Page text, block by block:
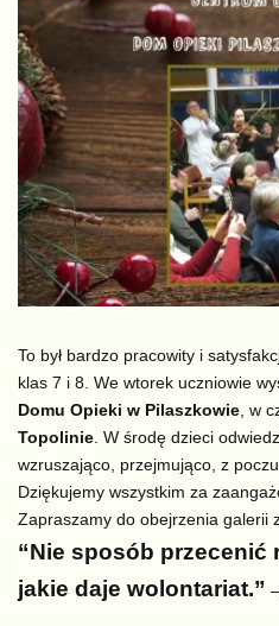
To był bardzo pracowity i
klas 7 i 8. We wtorek uczniowie
Domu Opieki w Pilaszkowie, w
Topolinie. W środę dzieci
wzruszająco, przejmująco, z
Dziękujemy wszystkim za
Zapraszamy do obejrzenia galerii
“Nie sposób przecenić
jakie daje wolontariat.”